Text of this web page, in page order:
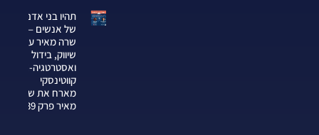
תהיו בני אדם
של אנשים —
שרה מאיר על
שיווק, בידול
ואסטרטגיה-צחי
קווטינסקי
מארח את שרה
מאיר פרק 339